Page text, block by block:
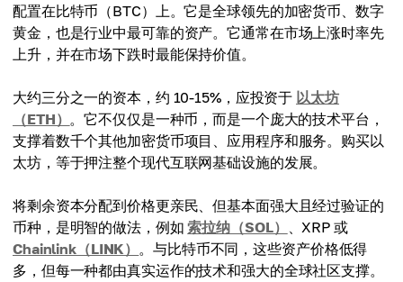
配置在比特币（BTC）上。它是全球领先的加密货币、数字
黄金，也是行业中最可靠的资产。它通常在市场上涨时率先
上升，并在市场下跌时最能保持价值。
大约三分之一的资本，约 10-15%，应投资于 以太坊
（ETH） 。它不仅仅是一种币，而是一个庞大的技术平台，
支撑着数千个其他加密货币项目、应用程序和服务。购买以
太坊，等于押注整个现代互联网基础设施的发展。
将剩余资本分配到价格更亲民、但基本面强大且经过验证的
币种，是明智的做法，例如索拉纳（SOL） 、XRP 或
Chainlink（LINK） 。与比特币不同，这些资产价格低得
多，但每一种都由真实运作的技术和强大的全球社区支撑。